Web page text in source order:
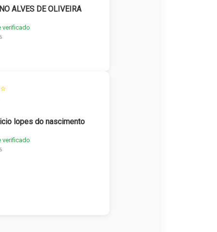
ALVES DE OLIVEIRA
verificado
lopes do nascimento
verificado